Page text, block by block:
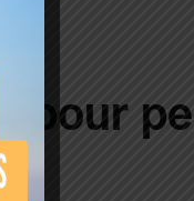
pour